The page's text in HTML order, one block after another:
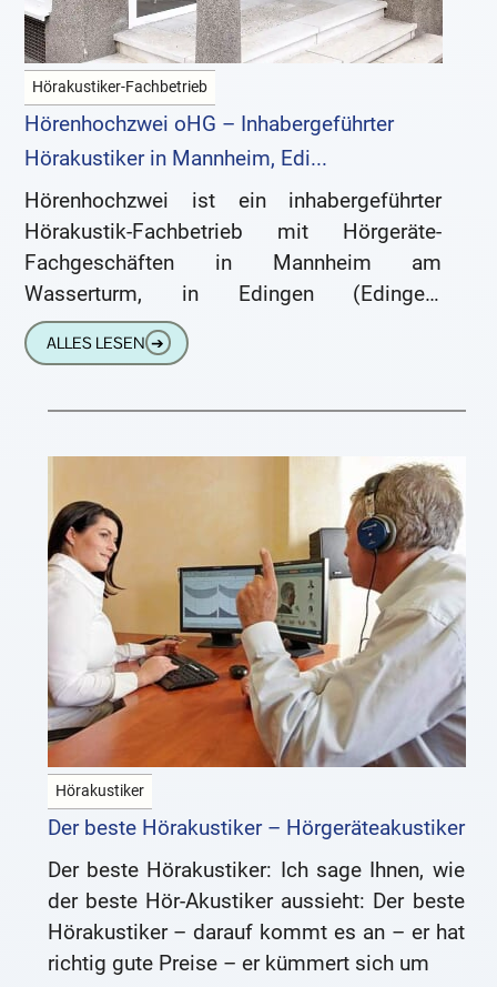
Hörakustiker-Fachbetrieb
Hörenhochzwei oHG – Inhabergeführter
Hörakustiker in Mannheim, Edi...
Hörenhochzwei ist ein inhabergeführter
Hörakustik-Fachbetrieb mit Hörgeräte-
Fachgeschäften in Mannheim am
Wasserturm, in Edingen (Edingen-
Neckarhausen) und in zentraler Lage in
Speyer. W Hörakustik-Meisterbetrieb:
hoerenhochzwei.de
ALLES LESEN ➔
Hörakustiker
Der beste Hörakustiker – Hörgeräteakustiker
Der beste Hörakustiker: Ich sage Ihnen, wie
der beste Hör-Akustiker aussieht: Der beste
Hörakustiker – darauf kommt es an – er hat
richtig gute Preise – er kümmert sich um